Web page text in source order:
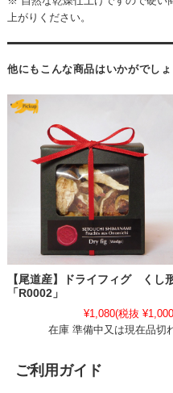
上がりください。
他にもこんな商品はいかがでし
【尾道産】ドライフィグ くし
「R0002」
¥1,080(税抜
在庫 準備中又は現在品切
ご利用ガイド